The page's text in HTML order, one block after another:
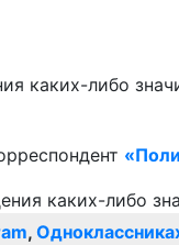
каких-либо
,